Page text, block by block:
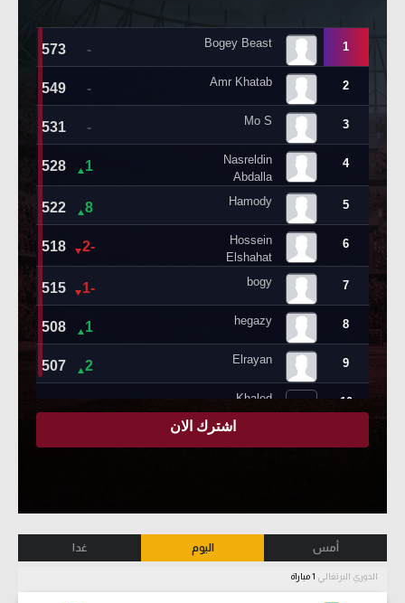
أمس اليوم غدا
الدوري البرتغالي